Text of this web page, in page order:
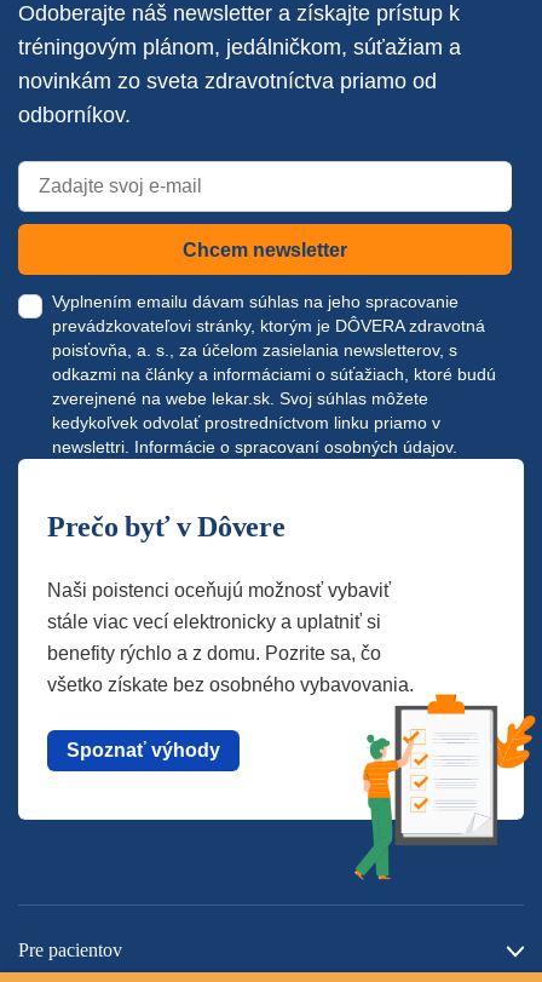
Odoberajte náš newsletter a získajte prístup k
tréningovým plánom, jedálničkom, súťažiam a
novinkám zo sveta zdravotníctva priamo od
odborníkov.
Chcem newsletter
Vyplnením emailu dávam súhlas na jeho spracovanie
prevádzkovateľovi stránky, ktorým je DÔVERA zdravotná
poisťovňa, a. s., za účelom zasielania newsletterov, s
odkazmi na články a informáciami o súťažiach, ktoré budú
zverejnené na webe lekar.sk. Svoj súhlas môžete
kedykoľvek odvolať prostredníctvom linku priamo v
newslettri. Informácie o spracovaní osobných údajov.
Prečo byť v Dôvere
Naši poistenci oceňujú možnosť vybaviť
stále viac vecí elektronicky a uplatniť si
benefity rýchlo a z domu. Pozrite sa, čo
všetko získate bez osobného vybavovania.
Spoznať výhody
Pre pacientov